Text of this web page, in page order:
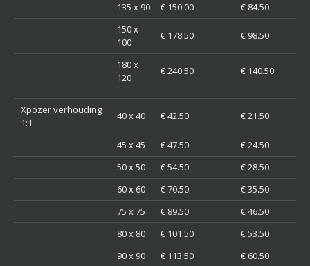
135 x 90
€ 150.00
€ 84.50
150 x
100
€ 178.50 € 98.50
180 x
120
€ 240.50 € 140.50
Xpozer verhouding
1:1
40 x 40 € 42.50 € 21.50
45 x 45 € 47.50
€ 24.50
50 x 50
€ 54.50
€ 28.50
60 x 60
€ 70.50
€ 35.50
75 x 75
€ 89.50
€ 46.50
80 x 80
€ 101.50
€ 53.50
90 x 90
€ 113.50
€ 60.50